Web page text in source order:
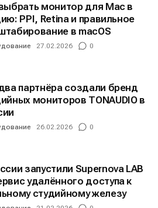
монитор для Mac в
PPI, Retina и правильное
в macOS
27.02.2026 0
партнёра создали бренд
мониторов TONAUDIO в
26.02.2026 0
запустили Supernova LAB
удалённого доступа к
студийному железу